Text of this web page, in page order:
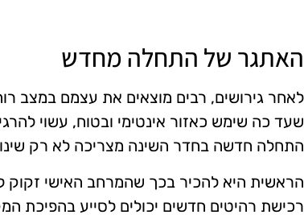
האתגר של התחלה מחדש
לאחר גירושים, רבים מוצאים את עצמם במצב
שעד כה שימש כאזור אינטימי ובטוח, עשוי
התחלה חדשה בחדר השינה מצריכה לא רק שינוי
הראשית היא להכיר בכך שהמרחב האישי זקוק
רכישת רהיטים חדשים יכולים לסייע בהפיכת